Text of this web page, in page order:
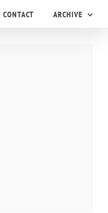
CONTACT ARCHIVE